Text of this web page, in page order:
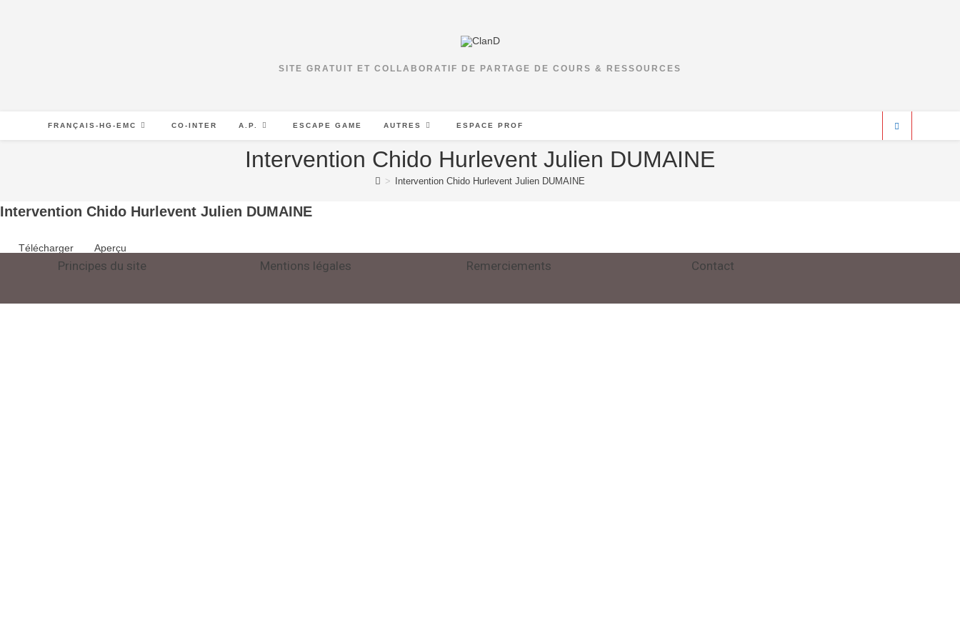
SITE GRATUIT ET COLLABORATIF DE PARTAGE DE COURS & RESSOURCES
FRANÇAIS-HG-EMC CO-INTER A.P. ESCAPE GAME AUTRES ESPACE PROF
Intervention Chido Hurlevent Julien DUMAINE
> Intervention Chido Hurlevent Julien DUMAINE
Intervention Chido Hurlevent Julien DUMAINE
Télécharger Aperçu
Principes du site Mentions légales Remerciements Contact